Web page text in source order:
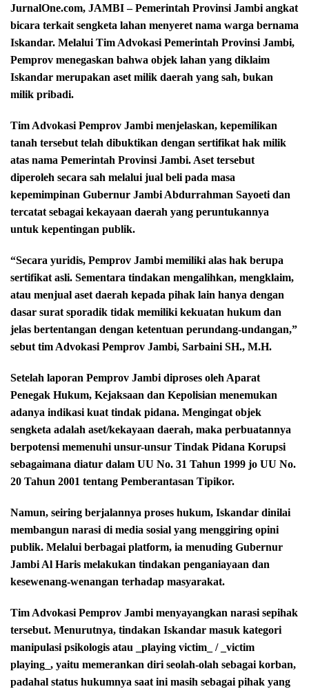
JurnalOne.com, JAMBI – Pemerintah Provinsi Jambi angkat
bicara terkait sengketa lahan menyeret nama warga bernama
Iskandar. Melalui Tim Advokasi Pemerintah Provinsi Jambi,
Pemprov menegaskan bahwa objek lahan yang diklaim
Iskandar merupakan aset milik daerah yang sah, bukan
milik pribadi.
Tim Advokasi Pemprov Jambi menjelaskan, kepemilikan
tanah tersebut telah dibuktikan dengan sertifikat hak milik
atas nama Pemerintah Provinsi Jambi. Aset tersebut
diperoleh secara sah melalui jual beli pada masa
kepemimpinan Gubernur Jambi Abdurrahman Sayoeti dan
tercatat sebagai kekayaan daerah yang peruntukannya
untuk kepentingan publik.
“Secara yuridis, Pemprov Jambi memiliki alas hak berupa
sertifikat asli. Sementara tindakan mengalihkan, mengklaim,
atau menjual aset daerah kepada pihak lain hanya dengan
dasar surat sporadik tidak memiliki kekuatan hukum dan
jelas bertentangan dengan ketentuan perundang-undangan,”
sebut tim Advokasi Pemprov Jambi, Sarbaini SH., M.H.
Setelah laporan Pemprov Jambi diproses oleh Aparat
Penegak Hukum, Kejaksaan dan Kepolisian menemukan
adanya indikasi kuat tindak pidana. Mengingat objek
sengketa adalah aset/kekayaan daerah, maka perbuatannya
berpotensi memenuhi unsur-unsur Tindak Pidana Korupsi
sebagaimana diatur dalam UU No. 31 Tahun 1999 jo UU No.
20 Tahun 2001 tentang Pemberantasan Tipikor.
Namun, seiring berjalannya proses hukum, Iskandar dinilai
membangun narasi di media sosial yang menggiring opini
publik. Melalui berbagai platform, ia menuding Gubernur
Jambi Al Haris melakukan tindakan penganiayaan dan
kesewenang-wenangan terhadap masyarakat.
Tim Advokasi Pemprov Jambi menyayangkan narasi sepihak
tersebut. Menurutnya, tindakan Iskandar masuk kategori
manipulasi psikologis atau _playing victim_ / _victim
playing_, yaitu memerankan diri seolah-olah sebagai korban,
padahal status hukumnya saat ini masih sebagai pihak yang